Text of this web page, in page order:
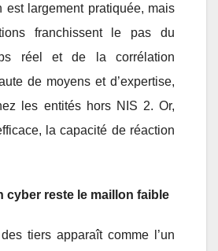
est largement pratiquée, mais
franchissent le pas du
réel et de la corrélation
de moyens et d’expertise,
les entités hors NIS 2. Or,
la capacité de réaction
cyber reste le maillon faible
tiers apparaît comme l’un